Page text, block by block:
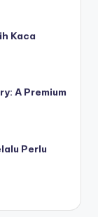
Kaca
A Premium
Perlu